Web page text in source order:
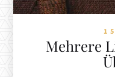
Mehrere